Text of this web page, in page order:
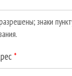
знаки
*